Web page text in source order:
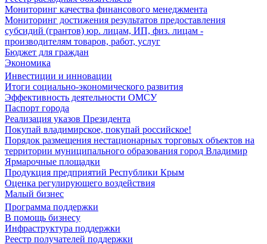
Мониторинг качества финансового менеджмента
Мониторинг достижения результатов предоставления
субсидий (грантов) юр. лицам, ИП, физ. лицам -
производителям товаров, работ, услуг
Бюджет для граждан
Экономика
Инвестиции и инновации
Итоги социально-экономического развития
Эффективность деятельности ОМСУ
Паспорт города
Реализация указов Президента
Покупай владимирское, покупай российское!
Порядок размещения нестационарных торговых объектов на
территории муниципального образования город Владимир
Ярмарочные площадки
Продукция предприятий Республики Крым
Оценка регулирующего воздействия
Малый бизнес
Программа поддержки
В помощь бизнесу
Инфраструктура поддержки
Реестр получателей поддержки